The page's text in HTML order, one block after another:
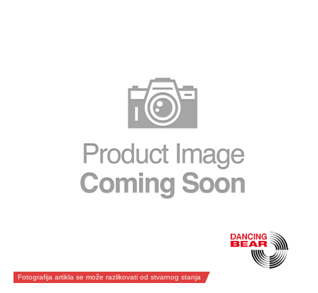
Fotografija artikla se može razlikovati od stvarnog stanja